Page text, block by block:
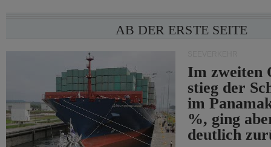
AB DER ERSTE SEITE
Im zweiten
stieg der
im
%, ging
deutlich